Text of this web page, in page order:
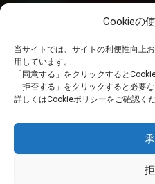
Cookieの
当サイトでは、サイトの利便性向上
用しています。
「同意する」をクリックすると
「拒否する」をクリックすると必要
詳しくはCookieポリシーをご確認くだ
ホーム
PRIVACY POLICY